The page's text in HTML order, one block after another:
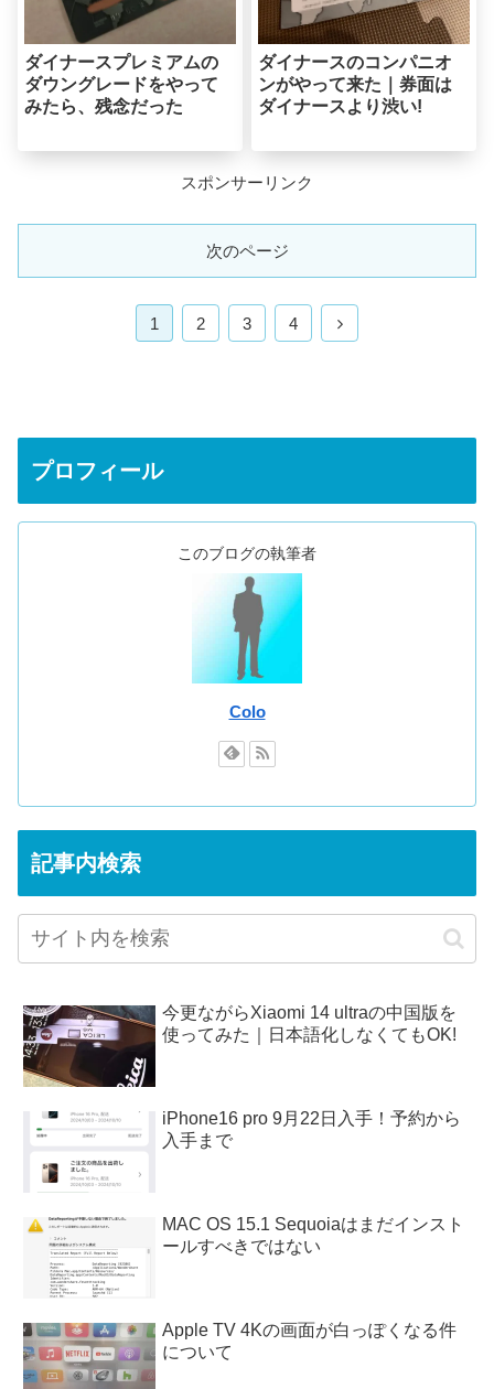
ダイナースプレミアムの
ダウングレードをやって
みたら、残念だった
ダイナースのコンパニオ
ンがやって来た｜券面は
ダイナースより渋い!
スポンサーリンク
次のページ
1 2 3 4
次
プロフィール
このブログの執筆者
Colo
記事内検索
今更ながらXiaomi 14 ultraの中国版を
使ってみた｜日本語化しなくてもOK!
iPhone16 pro 9月22日入手！予約から
入手まで
MAC OS 15.1 Sequoiaはまだインスト
ールすべきではない
Apple TV 4Kの画面が白っぽくなる件
について